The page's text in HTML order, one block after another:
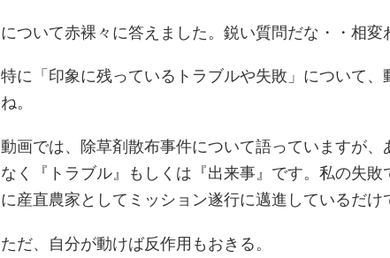
について赤裸々に答えました。鋭い質問だな・・相変
特に「印象に残っているトラブルや失敗」について、
ね。
動画では、除草剤散布事件について語っていますが、
なく『トラブル』もしくは『出来事』です。私の失敗
に産直農家としてミッション遂行に邁進しているだけ
ただ、自分が動けば反作用もおきる。